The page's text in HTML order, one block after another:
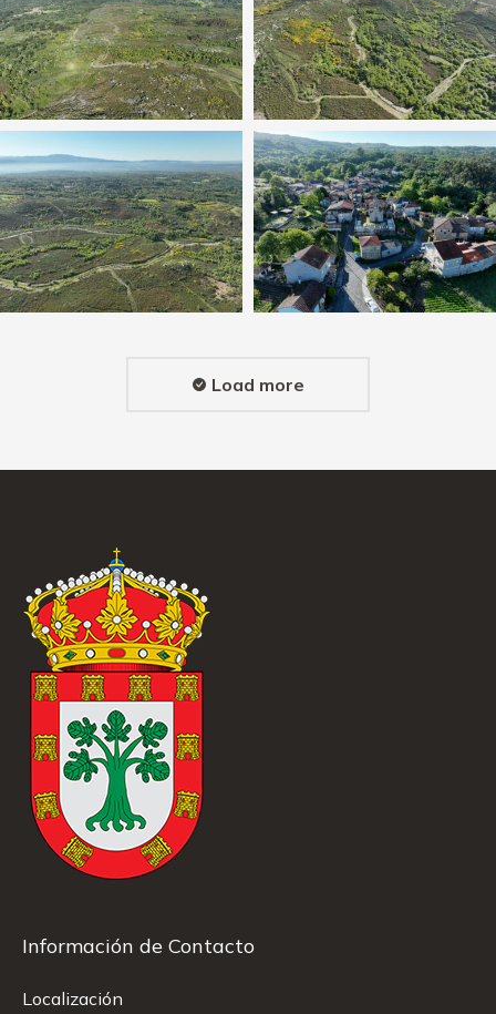
Load more
Información de Contacto
Localización